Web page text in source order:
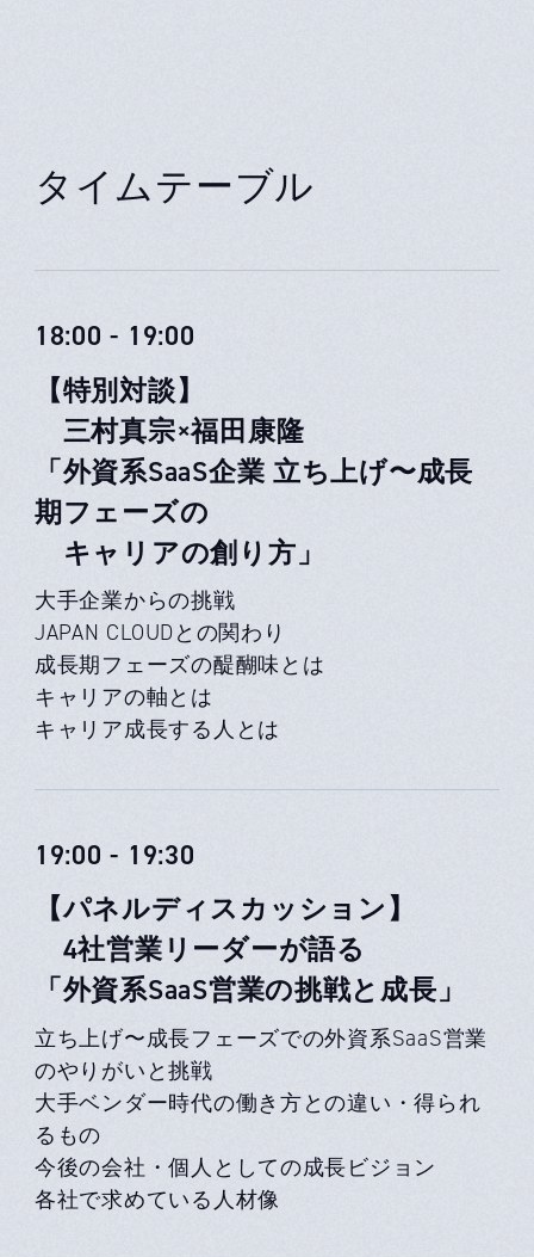
タイムテーブル
18:00 - 19:00
【特別対談】
三村真宗×福田康隆
「外資系SaaS企業 立ち上げ〜成長
期フェーズの
キャリアの創り方」
大手企業からの挑戦
JAPAN CLOUDとの関わり
成長期フェーズの醍醐味とは
キャリアの軸とは
キャリア成長する人とは
19:00 - 19:30
【パネルディスカッション】
4社営業リーダーが語る
「外資系SaaS営業の挑戦と成長」
立ち上げ〜成長フェーズでの外資系SaaS営業
のやりがいと挑戦
大手ベンダー時代の働き方との違い・得られ
るもの
今後の会社・個人としての成長ビジョン
各社で求めている人材像